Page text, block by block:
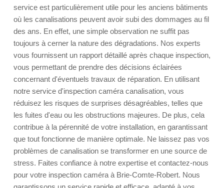
service est particulièrement utile pour les anciens bâtiments
où les canalisations peuvent avoir subi des dommages au fil
des ans. En effet, une simple observation ne suffit pas
toujours à cerner la nature des dégradations. Nos experts
vous fournissent un rapport détaillé après chaque inspection,
vous permettant de prendre des décisions éclairées
concernant d'éventuels travaux de réparation. En utilisant
notre service d'inspection caméra canalisation, vous
réduisez les risques de surprises désagréables, telles que
les fuites d'eau ou les obstructions majeures. De plus, cela
contribue à la pérennité de votre installation, en garantissant
que tout fonctionne de manière optimale. Ne laissez pas vos
problèmes de canalisation se transformer en une source de
stress. Faites confiance à notre expertise et contactez-nous
pour votre inspection caméra à Brie-Comte-Robert. Nous